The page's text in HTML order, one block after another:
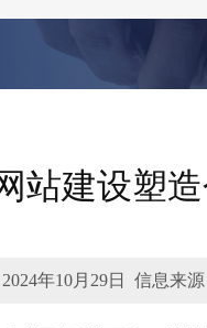
站建设塑
年10月29日 信息来